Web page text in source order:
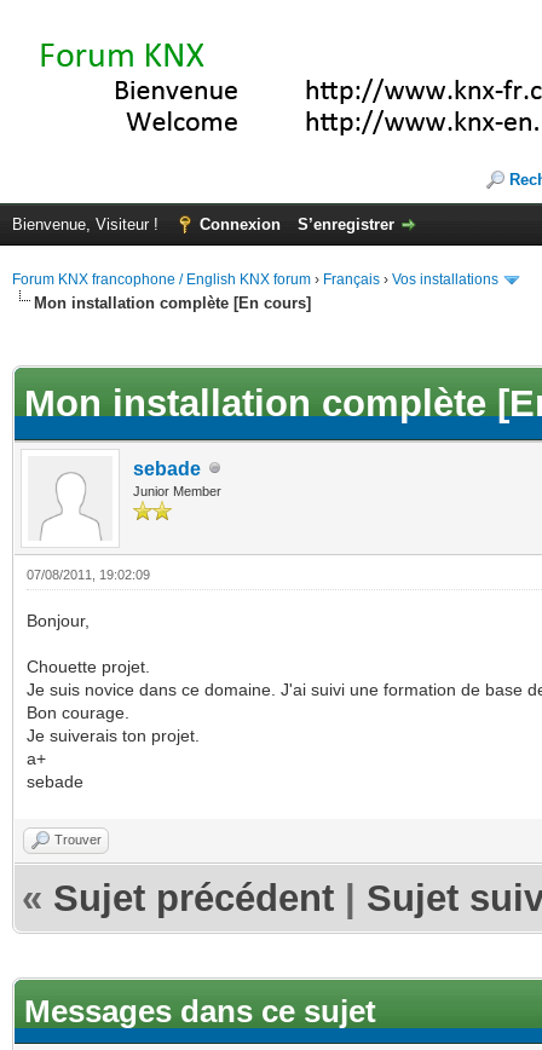
Bienvenue, Visiteur ! Connexion S’enregistrer
Forum KNX francophone / English KNX forum › Français › Vos installations
Mon installation complète [En cours]
Mon installation complète
sebade
Junior Member
07/08/2011, 19:02:09
Bonjour,
Chouette projet.
Je suis novice dans ce domaine. J'ai suivi une formation de base
Bon courage.
Je suiverais ton projet.
a+
sebade
Trouver
« Sujet précédent Sujet
Messages dans ce sujet